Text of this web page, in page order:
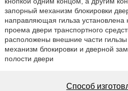
запорный механизм блокировки
направляющая гильза установлена
проема двери транспортного
расположены внешние части
механизм блокировки и дверной
полости двери
Способ